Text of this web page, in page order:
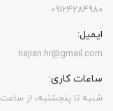
09124284980
ایمیل:
najian.hr@gmail.com
ساعات کاری:
شنبه تا پنجشنبه، از ساعت 9 صبح تا 5 عصر